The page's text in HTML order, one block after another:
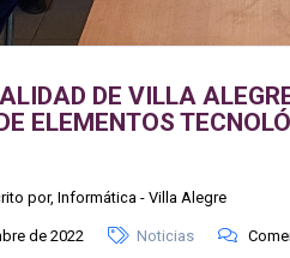
DE VILLA
ELEMENTOS
por, Informática - Villa Alegre
de 2022 Noticias